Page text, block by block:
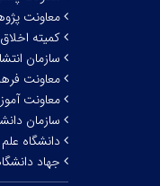
معاونت
کمیته
سازمان
معاونت
معاونت
سازمان
دانشگاه
جهاد